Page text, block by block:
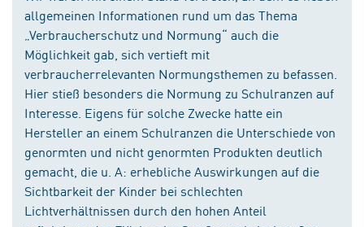
allgemeinen Informationen rund um das Thema
„Verbraucherschutz und Normung“ auch die
Möglichkeit gab, sich vertieft mit
verbraucherrelevanten Normungsthemen zu befassen.
Hier stieß besonders die Normung zu Schulranzen auf
Interesse. Eigens für solche Zwecke hatte ein
Hersteller an einem Schulranzen die Unterschiede von
genormten und nicht genormten Produkten deutlich
gemacht, die u. A: erhebliche Auswirkungen auf die
Sichtbarkeit der Kinder bei schlechten
Lichtverhältnissen durch den hohen Anteil